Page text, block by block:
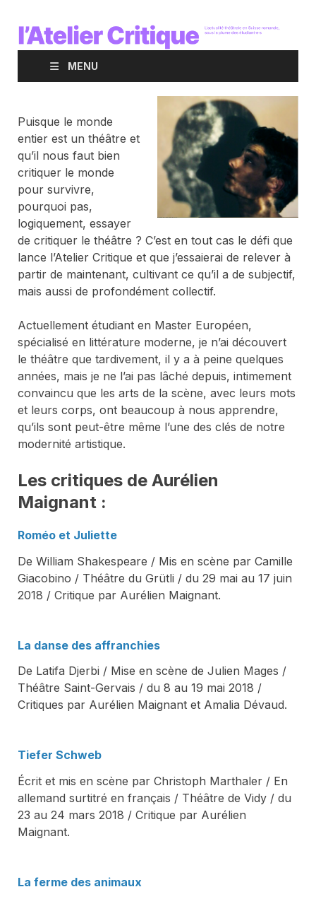
MENU
Puisque le monde
entier est un théâtre et
qu’il nous faut bien
critiquer le monde
pour survivre,
pourquoi pas,
logiquement, essayer
de critiquer le théâtre ? C’est en tout cas le défi que
lance l’Atelier Critique et que j’essaierai de relever à
partir de maintenant, cultivant ce qu’il a de subjectif,
mais aussi de profondément collectif.
Actuellement étudiant en Master Européen,
spécialisé en littérature moderne, je n’ai découvert
le théâtre que tardivement, il y a à peine quelques
années, mais je ne l’ai pas lâché depuis, intimement
convaincu que les arts de la scène, avec leurs mots
et leurs corps, ont beaucoup à nous apprendre,
qu’ils sont peut-être même l’une des clés de notre
modernité artistique.
Les critiques de Aurélien
Maignant :
Roméo et Juliette
De William Shakespeare / Mis en scène par Camille
Giacobino / Théâtre du Grütli / du 29 mai au 17 juin
2018 / Critique par Aurélien Maignant.
La danse des affranchies
De Latifa Djerbi / Mise en scène de Julien Mages /
Théâtre Saint-Gervais / du 8 au 19 mai 2018 /
Critiques par Aurélien Maignant et Amalia Dévaud.
Tiefer Schweb
Écrit et mis en scène par Christoph Marthaler / En
allemand surtitré en français / Théâtre de Vidy / du
23 au 24 mars 2018 / Critique par Aurélien
Maignant.
La ferme des animaux